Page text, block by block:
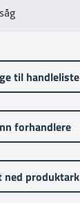
til handleliste
forhandlere
ned produktark